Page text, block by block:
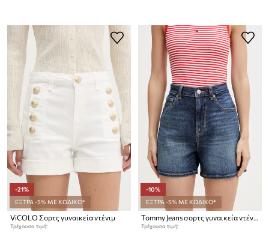
-21%
ΕΞΤΡΑ -5% ΜΕ ΚΩΔΙΚΟ*
ViCOLO Σορτς γυναικεία ντένιμ
Τρέχουσα τιμή:
-10%
ΕΞΤΡΑ -5% ΜΕ ΚΩΔΙΚΟ*
Τρέχουσα τιμή: